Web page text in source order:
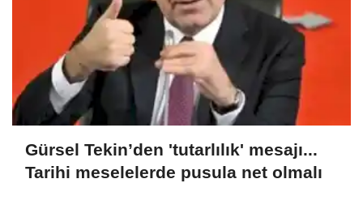
Gürsel Tekin’den 'tutarlılık' mesajı...
Tarihi meselelerde pusula net olmalı